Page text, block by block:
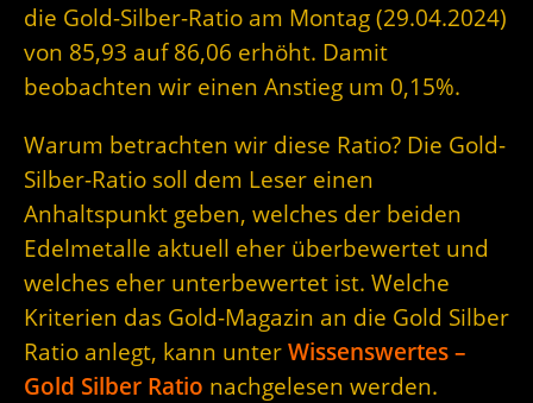
die Gold-Silber-Ratio am Montag (29.04.2024)
von 85,93 auf 86,06 erhöht. Damit
beobachten wir einen Anstieg um 0,15%.
Warum betrachten wir diese Ratio? Die Gold-
Silber-Ratio soll dem Leser einen
Anhaltspunkt geben, welches der beiden
Edelmetalle aktuell eher überbewertet und
welches eher unterbewertet ist. Welche
Kriterien das Gold-Magazin an die Gold Silber
Ratio anlegt, kann unter Wissenswertes –
Gold Silber Ratio nachgelesen werden.